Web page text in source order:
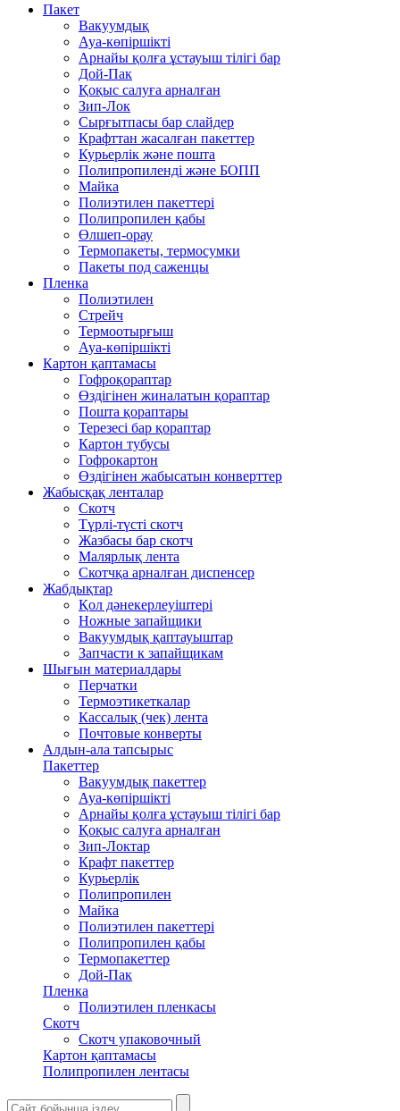
Пакет
Вакуумдық
Ауа-көпіршікті
Арнайы қолға ұстауыш тілігі бар
Дой-Пак
Қоқыс салуға арналған
Зип-Лок
Сырғытпасы бар слайдер
Крафттан жасалған пакеттер
Курьерлік және пошта
Полипропиленді және БОПП
Майка
Полиэтилен пакеттері
Полипропилен қабы
Өлшеп-орау
Термопакеты, термосумки
Пакеты под саженцы
Пленка
Полиэтилен
Стрейч
Термоотырғыш
Ауа-көпіршікті
Картон қаптамасы
Гофроқораптар
Өздігінен жиналатын қораптар
Пошта қораптары
Терезесі бар қораптар
Картон тубусы
Гофрокартон
Өздігінен жабысатын конверттер
Жабысқақ ленталар
Скотч
Түрлі-түсті скотч
Жазбасы бар скотч
Малярлық лента
Скотчқа арналған диспенсер
Жабдықтар
Қол дәнекерлеуіштері
Ножные запайщики
Вакуумдық қаптауыштар
Запчасти к запайщикам
Шығын материалдары
Перчатки
Термоэтикеткалар
Кассалық (чек) лента
Почтовые конверты
Алдын-ала тапсырыс
Пакеттер
Вакуумдық пакеттер
Ауа-көпіршікті
Арнайы қолға ұстауыш тілігі бар
Қоқыс салуға арналған
Зип-Локтар
Крафт пакеттер
Курьерлік
Полипропилен
Майка
Полиэтилен пакеттері
Полипропилен қабы
Термопакеттер
Дой-Пак
Пленка
Полиэтилен пленкасы
Скотч
Скотч упаковочный
Картон қаптамасы
Полипропилен лентасы